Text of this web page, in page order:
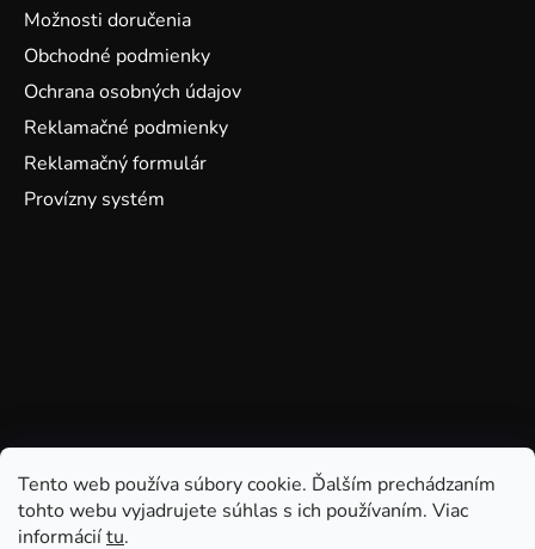
Tento web používa súbory cookie. Ďalším prechádzaním
tohto webu vyjadrujete súhlas s ich používaním. Viac
informáciítu.
Možnosti doručenia
Obchodné podmienky
Ochrana osobných údajov
Reklamačné podmienky
Reklamačný formulár
Provízny systém